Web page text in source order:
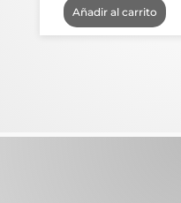
Añadir al carrito